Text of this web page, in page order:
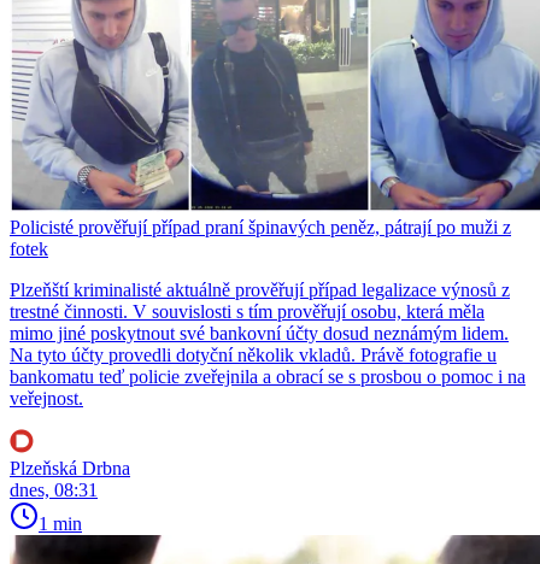
Policisté prověřují případ praní špinavých peněz, pátrají po muži z
fotek
Plzeňští kriminalisté aktuálně prověřují případ legalizace výnosů z
trestné činnosti. V souvislosti s tím prověřují osobu, která měla
mimo jiné poskytnout své bankovní účty dosud neznámým lidem.
Na tyto účty provedli dotyční několik vkladů. Právě fotografie u
bankomatu teď policie zveřejnila a obrací se s prosbou o pomoc i na
veřejnost.
Plzeňská Drbna
dnes, 08:31
1 min